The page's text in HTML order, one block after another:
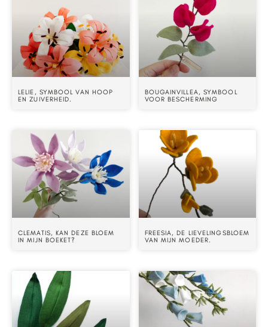
LELIE, SYMBOOL VAN HOOP
EN ZUIVERHEID.
BOUGAINVILLEA, SYMBOOL
VOOR BESCHERMING
CLEMATIS, KAN DEZE BLOEM
IN MIJN BOEKET?
FREESIA, DE LIEVELINGSBLOEM
VAN MIJN MOEDER.